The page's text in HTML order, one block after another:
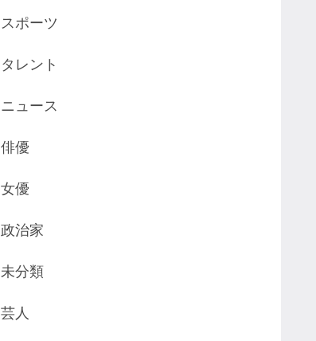
スポーツ
タレント
ニュース
俳優
女優
政治家
未分類
芸人